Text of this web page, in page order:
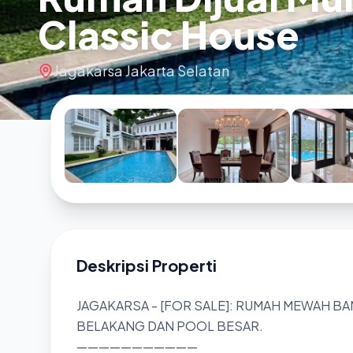
Classic House
Jagakarsa Jakarta Selatan
Deskripsi Properti
JAGAKARSA - [FOR SALE]: RUMAH MEWAH
BELAKANG DAN POOL BESAR.
———————————